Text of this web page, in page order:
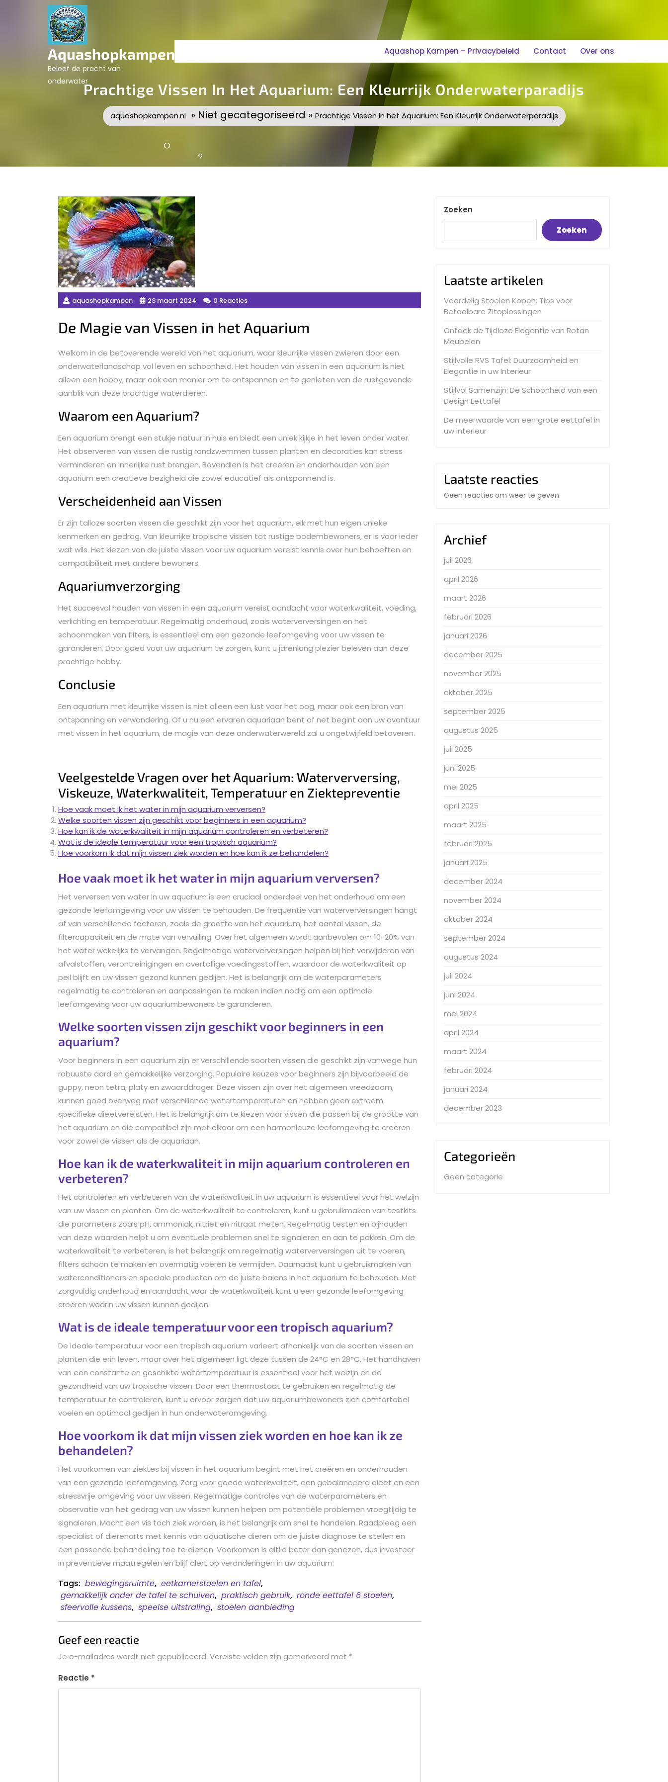
Aquashopkampen.nl
Beleef de pracht van
onderwater
Aquashop Kampen – Privacybeleid Contact Over ons
Prachtige Vissen In Het Aquarium: Een Kleurrijk Onderwaterparadijs
aquashopkampen.nl» Niet gecategoriseerd » Prachtige Vissen in het Aquarium: Een Kleurrijk Onderwaterparadijs
aquashopkampen 23 maart 2024 0 Reacties
De Magie van Vissen in het Aquarium
Welkom in de betoverende wereld van het aquarium, waar kleurrijke vissen zwieren door een
onderwaterlandschap vol leven en schoonheid. Het houden van vissen in een aquarium is niet
alleen een hobby, maar ook een manier om te ontspannen en te genieten van de rustgevende
aanblik van deze prachtige waterdieren.
Waarom een Aquarium?
Een aquarium brengt een stukje natuur in huis en biedt een uniek kijkje in het leven onder water.
Het observeren van vissen die rustig rondzwemmen tussen planten en decoraties kan stress
verminderen en innerlijke rust brengen. Bovendien is het creëren en onderhouden van een
aquarium een creatieve bezigheid die zowel educatief als ontspannend is.
Verscheidenheid aan Vissen
Er zijn talloze soorten vissen die geschikt zijn voor het aquarium, elk met hun eigen unieke
kenmerken en gedrag. Van kleurrijke tropische vissen tot rustige bodembewoners, er is voor ieder
wat wils. Het kiezen van de juiste vissen voor uw aquarium vereist kennis over hun behoeften en
compatibiliteit met andere bewoners.
Aquariumverzorging
Het succesvol houden van vissen in een aquarium vereist aandacht voor waterkwaliteit, voeding,
verlichting en temperatuur. Regelmatig onderhoud, zoals waterverversingen en het
schoonmaken van filters, is essentieel om een gezonde leefomgeving voor uw vissen te
garanderen. Door goed voor uw aquarium te zorgen, kunt u jarenlang plezier beleven aan deze
prachtige hobby.
Conclusie
Een aquarium met kleurrijke vissen is niet alleen een lust voor het oog, maar ook een bron van
ontspanning en verwondering. Of u nu een ervaren aquariaan bent of net begint aan uw avontuur
met vissen in het aquarium, de magie van deze onderwaterwereld zal u ongetwijfeld betoveren.
Veelgestelde Vragen over het Aquarium: Waterverversing,
Viskeuze, Waterkwaliteit, Temperatuur en Ziektepreventie
Hoe vaak moet ik het water in mijn aquarium verversen?
Welke soorten vissen zijn geschikt voor beginners in een aquarium?
Hoe kan ik de waterkwaliteit in mijn aquarium controleren en verbeteren?
Wat is de ideale temperatuur voor een tropisch aquarium?
Hoe voorkom ik dat mijn vissen ziek worden en hoe kan ik ze behandelen?
Hoe vaak moet ik het water in mijn aquarium verversen?
Het verversen van water in uw aquarium is een cruciaal onderdeel van het onderhoud om een
gezonde leefomgeving voor uw vissen te behouden. De frequentie van waterverversingen hangt
af van verschillende factoren, zoals de grootte van het aquarium, het aantal vissen, de
filtercapaciteit en de mate van vervuiling. Over het algemeen wordt aanbevolen om 10-20% van
het water wekelijks te vervangen. Regelmatige waterverversingen helpen bij het verwijderen van
afvalstoffen, verontreinigingen en overtollige voedingsstoffen, waardoor de waterkwaliteit op
peil blijft en uw vissen gezond kunnen gedijen. Het is belangrijk om de waterparameters
regelmatig te controleren en aanpassingen te maken indien nodig om een optimale
leefomgeving voor uw aquariumbewoners te garanderen.
Welke soorten vissen zijn geschikt voor beginners in een
aquarium?
Voor beginners in een aquarium zijn er verschillende soorten vissen die geschikt zijn vanwege hun
robuuste aard en gemakkelijke verzorging. Populaire keuzes voor beginners zijn bijvoorbeeld de
guppy, neon tetra, platy en zwaarddrager. Deze vissen zijn over het algemeen vreedzaam,
kunnen goed overweg met verschillende watertemperaturen en hebben geen extreem
specifieke dieetvereisten. Het is belangrijk om te kiezen voor vissen die passen bij de grootte van
het aquarium en die compatibel zijn met elkaar om een harmonieuze leefomgeving te creëren
voor zowel de vissen als de aquariaan.
Hoe kan ik de waterkwaliteit in mijn aquarium controleren en
verbeteren?
Het controleren en verbeteren van de waterkwaliteit in uw aquarium is essentieel voor het welzijn
van uw vissen en planten. Om de waterkwaliteit te controleren, kunt u gebruikmaken van testkits
die parameters zoals pH, ammoniak, nitriet en nitraat meten. Regelmatig testen en bijhouden
van deze waarden helpt u om eventuele problemen snel te signaleren en aan te pakken. Om de
waterkwaliteit te verbeteren, is het belangrijk om regelmatig waterverversingen uit te voeren,
filters schoon te maken en overmatig voeren te vermijden. Daarnaast kunt u gebruikmaken van
waterconditioners en speciale producten om de juiste balans in het aquarium te behouden. Met
zorgvuldig onderhoud en aandacht voor de waterkwaliteit kunt u een gezonde leefomgeving
creëren waarin uw vissen kunnen gedijen.
Wat is de ideale temperatuur voor een tropisch aquarium?
De ideale temperatuur voor een tropisch aquarium varieert afhankelijk van de soorten vissen en
planten die erin leven, maar over het algemeen ligt deze tussen de 24°C en 28°C. Het handhaven
van een constante en geschikte watertemperatuur is essentieel voor het welzijn en de
gezondheid van uw tropische vissen. Door een thermostaat te gebruiken en regelmatig de
temperatuur te controleren, kunt u ervoor zorgen dat uw aquariumbewoners zich comfortabel
voelen en optimaal gedijen in hun onderwateromgeving.
Hoe voorkom ik dat mijn vissen ziek worden en hoe kan ik ze
behandelen?
Het voorkomen van ziektes bij vissen in het aquarium begint met het creëren en onderhouden
van een gezonde leefomgeving. Zorg voor goede waterkwaliteit, een gebalanceerd dieet en een
stressvrije omgeving voor uw vissen. Regelmatige controles van de waterparameters en
observatie van het gedrag van uw vissen kunnen helpen om potentiële problemen vroegtijdig te
signaleren. Mocht een vis toch ziek worden, is het belangrijk om snel te handelen. Raadpleeg een
specialist of dierenarts met kennis van aquatische dieren om de juiste diagnose te stellen en
een passende behandeling toe te dienen. Voorkomen is altijd beter dan genezen, dus investeer
in preventieve maatregelen en blijf alert op veranderingen in uw aquarium.
Tags: bewegingsruimte, eetkamerstoelen en tafel,
gemakkelijk onder de tafel te schuiven, praktisch gebruik, ronde eettafel 6 stoelen,
sfeervolle kussens, speelse uitstraling, stoelen aanbieding
Geef een reactie
Je e-mailadres wordt niet gepubliceerd. Vereiste velden zijn gemarkeerd met *
Reactie *
Zoeken
Zoeken
Laatste artikelen
Voordelig Stoelen Kopen: Tips voor
Betaalbare Zitoplossingen
Ontdek de Tijdloze Elegantie van Rotan
Meubelen
Stijlvolle RVS Tafel: Duurzaamheid en
Elegantie in uw Interieur
Stijlvol Samenzijn: De Schoonheid van een
Design Eettafel
De meerwaarde van een grote eettafel in
uw interieur
Laatste reacties
Geen reacties om weer te geven.
Archief
juli 2026
april 2026
maart 2026
februari 2026
januari 2026
december 2025
november 2025
oktober 2025
september 2025
augustus 2025
juli 2025
juni 2025
mei 2025
april 2025
maart 2025
februari 2025
januari 2025
december 2024
november 2024
oktober 2024
september 2024
augustus 2024
juli 2024
juni 2024
mei 2024
april 2024
maart 2024
februari 2024
januari 2024
december 2023
Categorieën
Geen categorie